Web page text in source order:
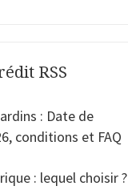
RSS
: Date de
conditions et FAQ
: lequel choisir ?